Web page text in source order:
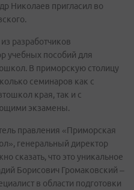
Николаев пригласил во
разработчиков
учебных пособий для
В приморскую столицу
семинаров как с
края, так и с
экзамены.
правления «Приморская
генеральный директор
сказать, что это уникальное
Борисович Громаковский –
в области подготовки